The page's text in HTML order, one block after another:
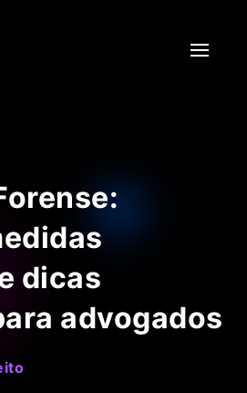
dicas
advogados